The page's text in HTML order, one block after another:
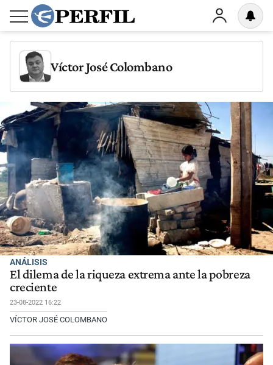
Víctor José Colombano
ANÁLISIS
El dilema de la riqueza extrema ante la pobreza
creciente
23-08-2022 16:22
VÍCTOR JOSÉ COLOMBANO